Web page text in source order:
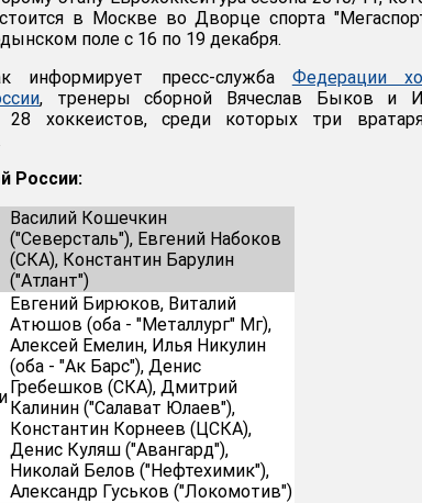
в Москве во Дворце спорта
поле с 16 по 19 декабря.
информирует пресс-служба Федерации
, тренеры сборной Вячеслав Быков и
хоккеистов, среди которых три
России:
Василий Кошечкин
("Северсталь"), Евгений Набоков
(СКА), Константин Барулин
("Атлант")
Евгений Бирюков, Виталий
Атюшов (оба - "Металлург" Мг),
Алексей Емелин, Илья Никулин
(оба - "Ак Барс"), Денис
Гребешков (СКА), Дмитрий
Калинин ("Салават Юлаев"),
Константин Корнеев (ЦСКА),
Денис Куляш ("Авангард"),
Николай Белов ("Нефтехимик"),
Александр Гуськов ("Локомотив")